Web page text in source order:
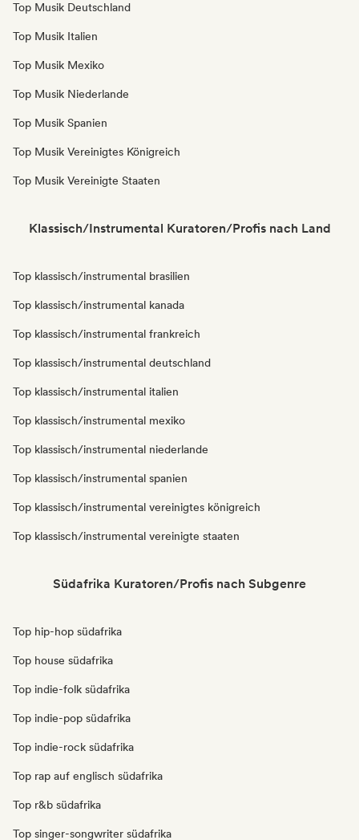
Top Musik Deutschland
Top Musik Italien
Top Musik Mexiko
Top Musik Niederlande
Top Musik Spanien
Top Musik Vereinigtes Königreich
Top Musik Vereinigte Staaten
Klassisch/Instrumental Kuratoren/Profis nach Land
Top klassisch/instrumental brasilien
Top klassisch/instrumental kanada
Top klassisch/instrumental frankreich
Top klassisch/instrumental deutschland
Top klassisch/instrumental italien
Top klassisch/instrumental mexiko
Top klassisch/instrumental niederlande
Top klassisch/instrumental spanien
Top klassisch/instrumental vereinigtes königreich
Top klassisch/instrumental vereinigte staaten
Südafrika Kuratoren/Profis nach Subgenre
Top hip-hop südafrika
Top house südafrika
Top indie-folk südafrika
Top indie-pop südafrika
Top indie-rock südafrika
Top rap auf englisch südafrika
Top r&b südafrika
Top singer-songwriter südafrika